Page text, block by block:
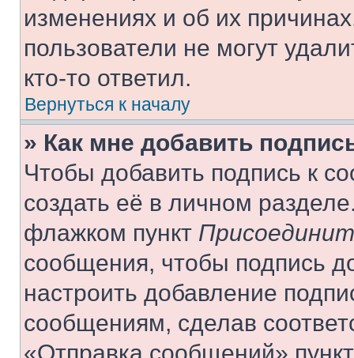
изменениях и об их
пользователи не могут
кто-то ответил.
Вернуться к началу
» Как мне добавить
Чтобы добавить подпись к
создать её в личном
флажком пункт
сообщения, чтобы подпись
настроить добавление
сообщениям, сделав